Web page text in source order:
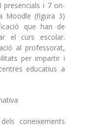
presencials i 7 on-
Moodle (figura 3)
que han de
el curs escolar.
al professorat,
per impartir i
educatius a
coneixements